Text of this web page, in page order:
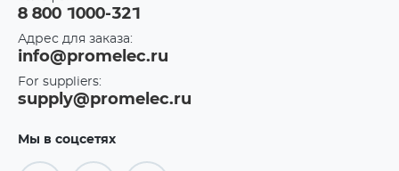
8 800 1000-321
Адрес для заказа:
info@promelec.ru
For suppliers:
supply@promelec.ru
Мы в соцсетях